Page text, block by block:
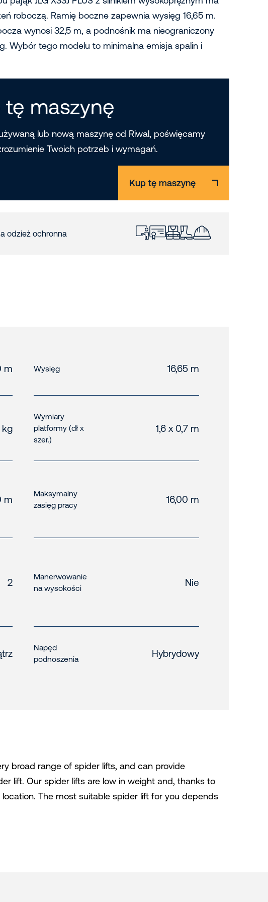
roboczą. Ramię boczne zapewnia wysięg 16,65 m.
wynosi 32,5 m, a podnośnik ma nieograniczony
Wybór tego modelu to minimalna emisja spalin i
tę maszynę
lub nową maszynę od Riwal, poświęcamy
Twoich potrzeb i wymagań.
Kup tę maszynę
odzież ochronna
m Wysięg 16,65 m
kg
Wymiary
platformy (dł x
szer.)
1,6 x 0,7 m
m
Maksymalny
zasięg pracy
16,00 m
2
Manerwowanie
na wysokości
Nie
Napęd
podnoszenia
Hybrydowy
broad range of spider lifts, and can provide
lift. Our spider lifts are low in weight and, thanks to
The most suitable spider lift for you depends